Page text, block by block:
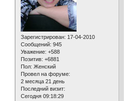
Зарегистрирован: 17-04-2010
Сообщений: 945
Уважение: +588
Позитив: +6881
Пол: Женский
Провел на форуме:
2 месяца 21 день
Последний визит:
Сегодня 09:18:29